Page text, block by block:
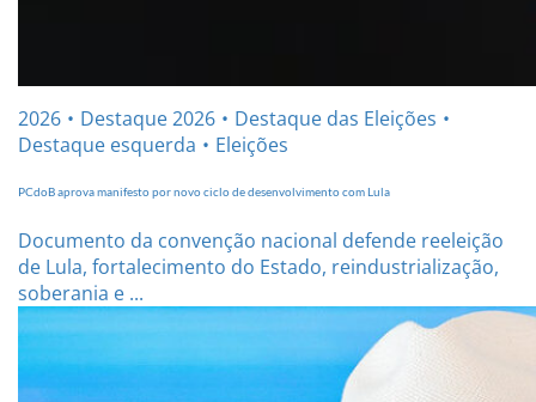
2026 Destaque 2026
Destaque das Eleições
Destaque esquerda
Eleições
PCdoB aprova manifesto por novo ciclo de desenvolvimento com Lula
Documento da convenção nacional defende reeleição
de Lula, fortalecimento do Estado, reindustrialização,
soberania e ...